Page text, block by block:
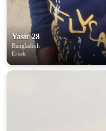
Yasir 28
Bangladesh
Erkek